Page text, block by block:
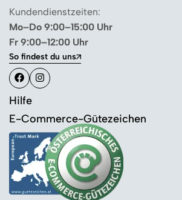
Kundendienstzeiten:
Mo–Do 9:00–15:00 Uhr
Fr 9:00–12:00 Uhr
So findest du uns
Hilfe
E-Commerce-Gütezeichen